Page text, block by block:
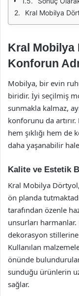
Kral Mobilya
Kral Mobilya
Konforun
Mobilya, bir evin
biridir. İyi seçilmiş
sunmakla kalmaz,
konforunu da
hem şıklığı hem
daha yaşanabilir
Kalite ve Estetik
Kral Mobilya
ön planda
tarafından özenle
unsurları
dekorasyon
Kullanılan
önünde
sunduğu ürünlerin
sağlar.